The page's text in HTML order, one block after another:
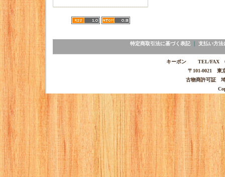
特定商取引法に基づく表記｜ 支払い方法
キーポン TEL/FAX
〒101-0021 東
古物商許可証